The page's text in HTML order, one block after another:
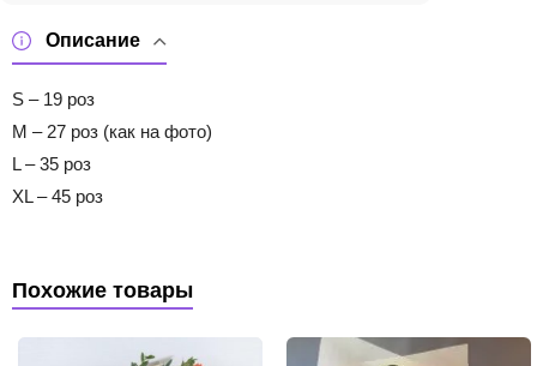
Описание
S – 19 роз
M – 27 роз (как на фото)
L – 35 роз
XL – 45 роз
Похожие товары